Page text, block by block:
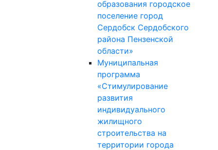
образования городское
поселение город
Сердобск Сердобского
района Пензенской
области»
Муниципальная
программа
«Стимулирование
развития
индивидуального
жилищного
строительства на
территории города